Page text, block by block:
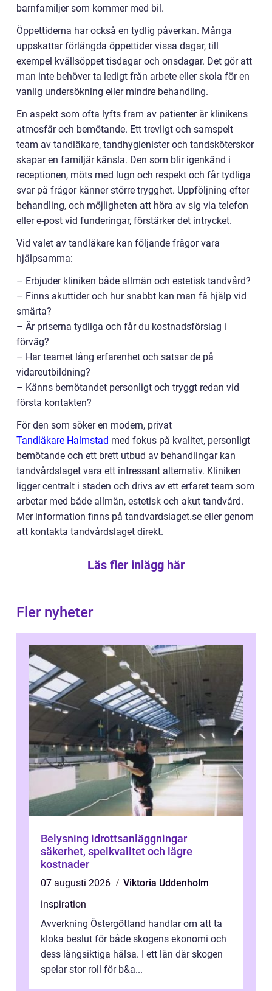
barnfamiljer som kommer med bil.
Öppettiderna har också en tydlig påverkan. Många
uppskattar förlängda öppettider vissa dagar, till
exempel kvällsöppet tisdagar och onsdagar. Det gör att
man inte behöver ta ledigt från arbete eller skola för en
vanlig undersökning eller mindre behandling.
En aspekt som ofta lyfts fram av patienter är klinikens
atmosfär och bemötande. Ett trevligt och samspelt
team av tandläkare, tandhygienister och tandsköterskor
skapar en familjär känsla. Den som blir igenkänd i
receptionen, möts med lugn och respekt och får tydliga
svar på frågor känner större trygghet. Uppföljning efter
behandling, och möjligheten att höra av sig via telefon
eller e-post vid funderingar, förstärker det intrycket.
Vid valet av tandläkare kan följande frågor vara
hjälpsamma:
– Erbjuder kliniken både allmän och estetisk tandvård?
– Finns akuttider och hur snabbt kan man få hjälp vid
smärta?
– Är priserna tydliga och får du kostnadsförslag i
förväg?
– Har teamet lång erfarenhet och satsar de på
vidareutbildning?
– Känns bemötandet personligt och tryggt redan vid
första kontakten?
För den som söker en modern, privat
Tandläkare Halmstad med fokus på kvalitet, personligt
bemötande och ett brett utbud av behandlingar kan
tandvårdslaget vara ett intressant alternativ. Kliniken
ligger centralt i staden och drivs av ett erfaret team som
arbetar med både allmän, estetisk och akut tandvård.
Mer information finns på tandvardslaget.se eller genom
att kontakta tandvårdslaget direkt.
Läs fler inlägg här
Fler nyheter
Belysning idrottsanläggningar
säkerhet, spelkvalitet och lägre
kostnader
07 augusti 2026
Viktoria Uddenholm
inspiration
Avverkning Östergötland handlar om att ta
kloka beslut för både skogens ekonomi och
dess långsiktiga hälsa. I ett län där skogen
spelar stor roll för b&a...